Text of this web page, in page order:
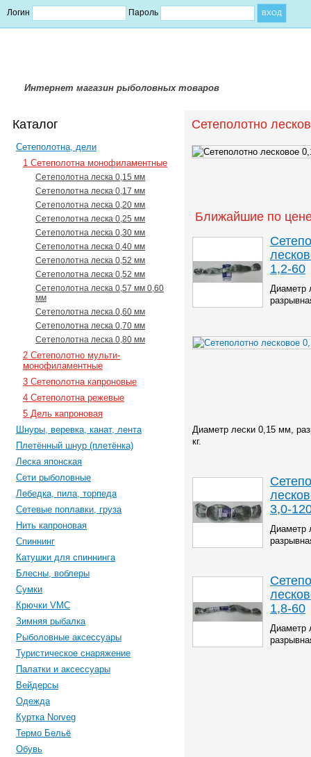
Логин Пароль
Интернет магазин рыболовных товаров
Каталог
Сетеполотна, дели
1 Сетеполотна монофиламентные
Сетеполотна леска 0,15 мм
Сетеполотна леска 0,17 мм
Сетеполотна леска 0,20 мм
Сетеполотна леска 0,25 мм
Сетеполотна леска 0,30 мм
Сетеполотна леска 0,40 мм
Сетеполотна леска 0,52 мм
Сетеполотна леска 0,52 мм
Сетеполотна леска 0,57 мм 0,60
мм
Сетеполотна леска 0,60 мм
Сетеполотна леска 0,70 мм
Сетеполотна леска 0,80 мм
2 Сетеполотно мульти-
монофиламентные
3 Сетеполотна капроновые
4 Сетеполотна режевые
5 Дель капроновая
Шнуры, веревка, канат, лента
Плетённый шнур (плетёнка)
Леска японская
Сети рыболовные
Лебедка, пила, торпеда
Сетевые поплавки, груза
Нить капроновая
Спиннинг
Катушки для спиннинга
Блесны, воблеры
Сумки
Крючки VMC
Зимняя рыбалка
Рыболовные аксессуары
Туристическое снаряжение
Палатки и аксессуары
Вейдерсы
Одежда
Куртка Norveg
Термо Бельё
Обувь
Сетеполотно
Ближайшие по
1,2-60
Диаметр
Диаметр лески 0,15 мм,
кг.
3,0-
Диаметр
1,8-60
Диаметр